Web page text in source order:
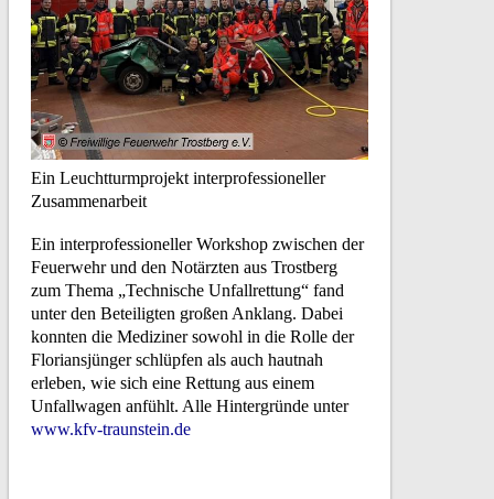
Ein Leuchtturmprojekt interprofessioneller
Zusammenarbeit
Ein interprofessioneller Workshop zwischen der
Feuerwehr und den Notärzten aus Trostberg
zum Thema „Technische Unfallrettung“ fand
unter den Beteiligten großen Anklang. Dabei
konnten die Mediziner sowohl in die Rolle der
Floriansjünger schlüpfen als auch hautnah
erleben, wie sich eine Rettung aus einem
Unfallwagen anfühlt. Alle Hintergründe unter
www.kfv-traunstein.de